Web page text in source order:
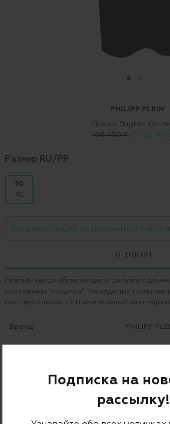
PHILIPP PLEIN
Платье "Lights On
106 950 ₽42 780 ₽ -
Размер RU/PP
50
XL
Получите скидку по дисконтной карте
О ТОВАРЕ
Платье-макси облегающего силуэта с
горловины "лодочка". На изделии
шестиугольник - отличительный знак марки.
Бренд PHILIPP
Страна дизайна
Подписка на
рассылку!